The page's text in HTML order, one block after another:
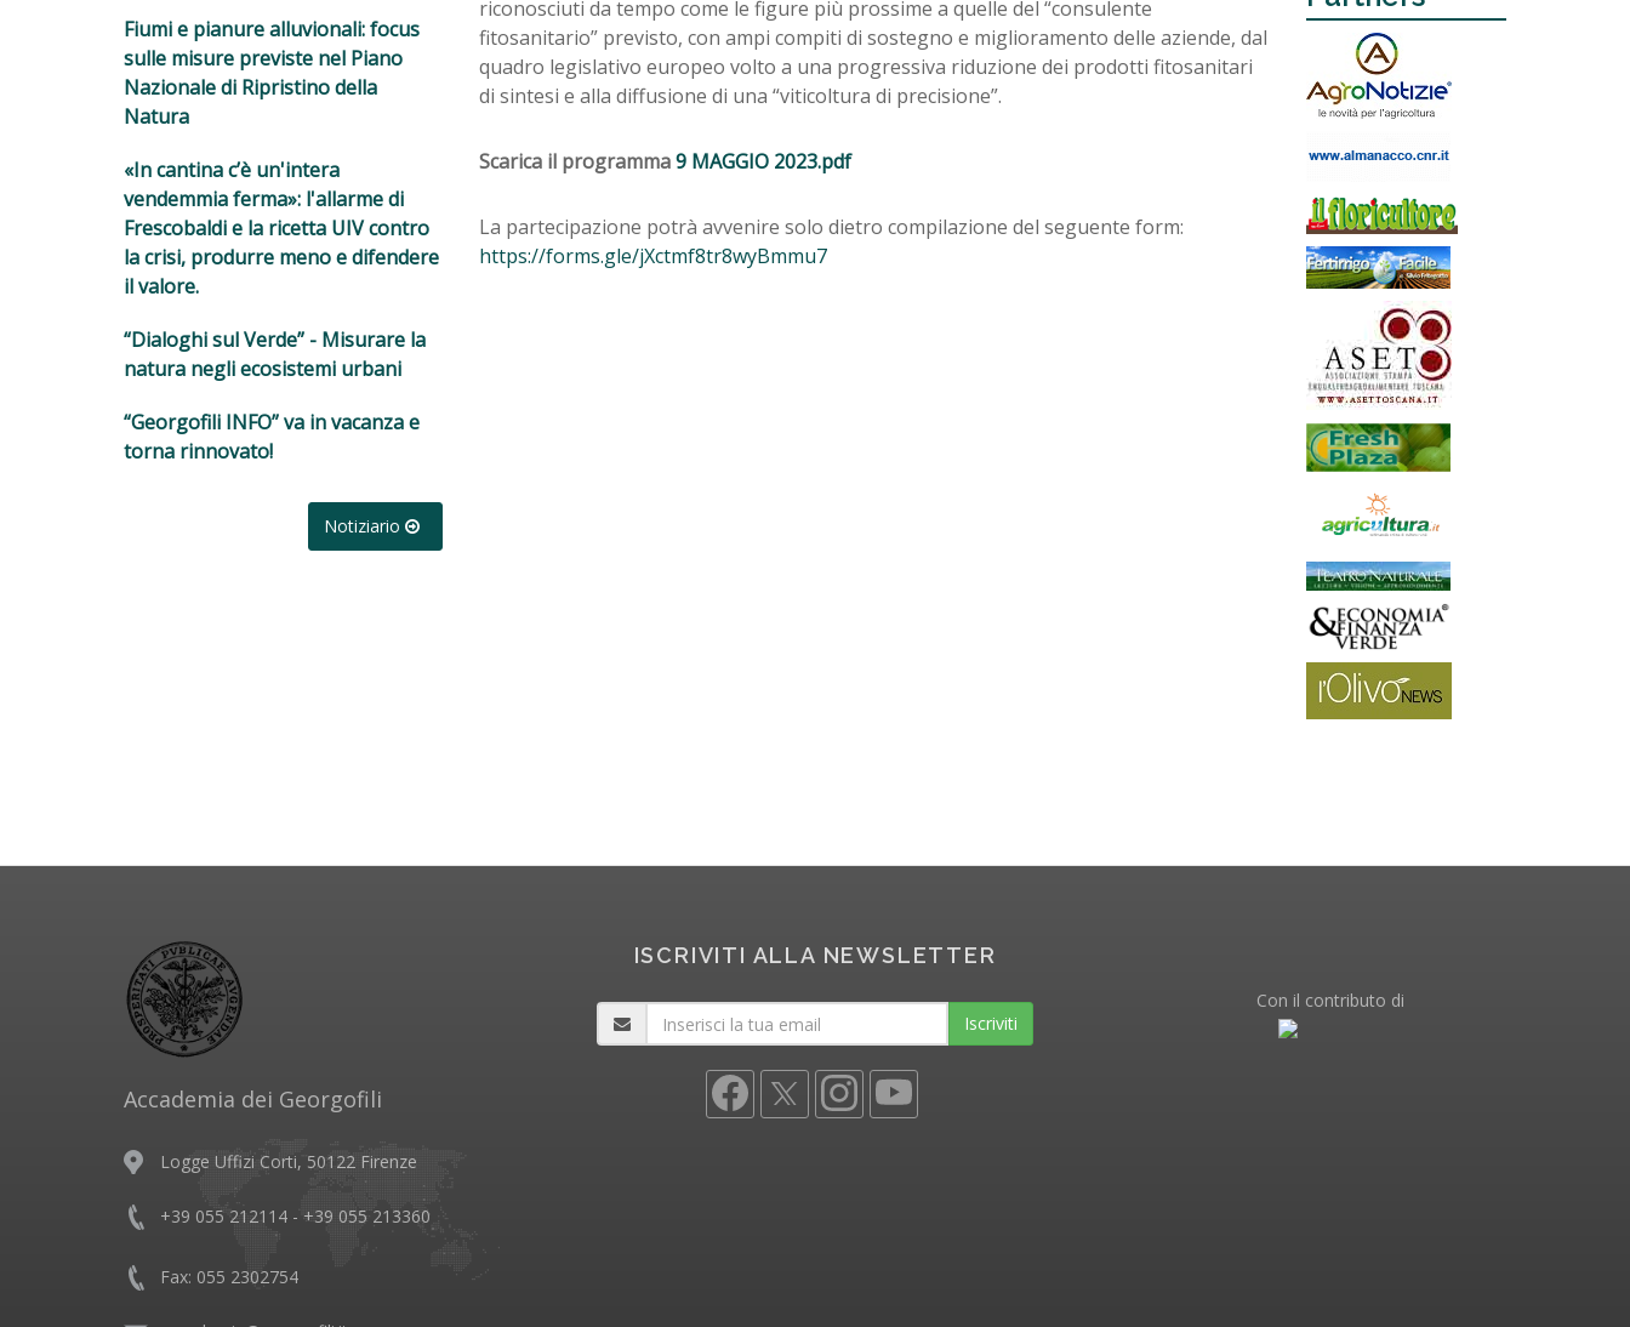
Fiumi e pianure alluvionali: focus
sulle misure previste nel Piano
Nazionale di Ripristino della
Natura
«In cantina c’è un'intera
vendemmia ferma»: l'allarme di
Frescobaldi e la ricetta UIV contro
la crisi, produrre meno e difendere
il valore.
“Dialoghi sul Verde” - Misurare la
natura negli ecosistemi urbani
“Georgofili INFO” va in vacanza e
torna rinnovato!
Notiziario
riconosciuti da tempo come le figure più prossime a quelle del “consulente
fitosanitario” previsto, con ampi compiti di sostegno e miglioramento delle aziende, dal
quadro legislativo europeo volto a una progressiva riduzione dei prodotti fitosanitari
di sintesi e alla diffusione di una “viticoltura di precisione”.
Scarica il programma9 MAGGIO 2023.pdf
La partecipazione potrà avvenire solo dietro compilazione del seguente form:
https://forms.gle/jXctmf8tr8wyBmmu7
Accademia dei Georgofili
Logge Uffizi Corti, 50122 Firenze
+39 055 212114 - +39 055 213360
Fax: 055 2302754
ISCRIVITI ALLA NEWSLETTER
Iscriviti
Con il contributo di